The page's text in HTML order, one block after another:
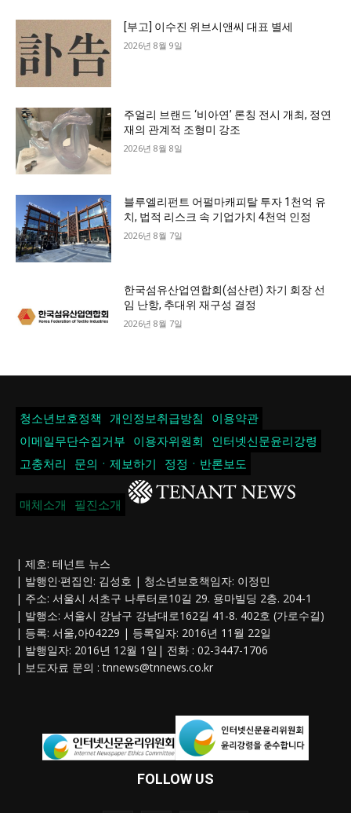
[부고] 이수진 위브시앤씨 대표 별세
2026년 8월 9일
주얼리 브랜드 ‘비아연’ 론칭 전시 개최, 정연
재의 관계적 조형미 강조
2026년 8월 8일
블루엘리펀트 어펄마캐피탈 투자 1천억 유
치, 법적 리스크 속 기업가치 4천억 인정
2026년 8월 7일
한국섬유산업연합회(섬산련) 차기 회장 선
임 난항, 추대위 재구성 결정
2026년 8월 7일
청소년보호정책 개인정보취급방침
이용약관
이메일무단수집거부
이용자위원회
인터넷신문윤리강령
고충처리
문의ㆍ제보하기 정정ㆍ반론보도
매체소개 필진소개
| 제호: 테넌트 뉴스
| 발행인·편집인: 김성호 | 청소년보호책임자: 이정민
| 주소: 서울시 서초구 나루터로10길 29. 용마빌딩 2층. 204-1
| 발행소: 서울시 강남구 강남대로162길 41-8. 402호 (가로수길)
| 등록: 서울,아04229 | 등록일자: 2016년 11월 22일
| 발행일자: 2016년 12월 1일| 전화 : 02-3447-1706
| 보도자료 문의 :tnnews@tnnews.co.kr
FOLLOW US